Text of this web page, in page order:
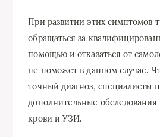
При развитии этих симптомов
обращаться за
помощью и отказаться от
не поможет в данном случае.
точный диагноз, специалисты
дополнительные
крови и УЗИ.